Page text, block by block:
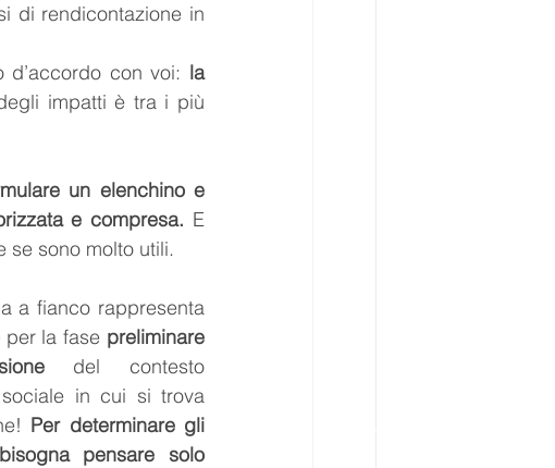
di rendicontazione in
con voi: la
impatti è tra i più
un elenchino e
e compresa. E
se sono molto utili.
a fianco rappresenta
per la fase preliminare
del contesto
in cui si trova
Per determinare gli
pensare solo